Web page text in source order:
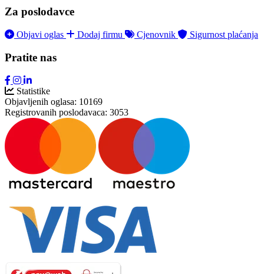
Za poslodavce
Objavi oglas Dodaj firmu Cjenovnik Sigurnost plaćanja
Pratite nas
Statistike
Objavljenih oglasa: 10169
Registrovanih poslodavaca: 3053